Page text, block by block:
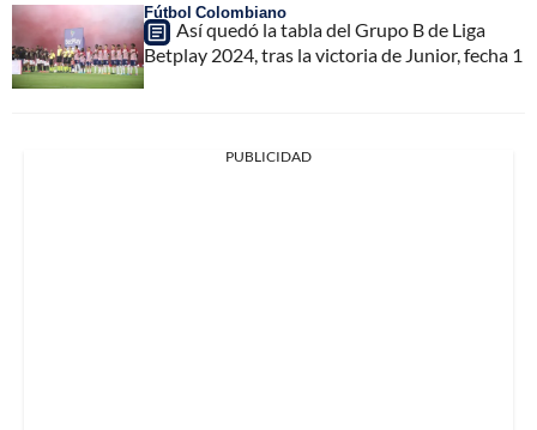
Fútbol Colombiano
Así quedó la tabla del Grupo B de Liga
Betplay 2024, tras la victoria de Junior, fecha 1
PUBLICIDAD